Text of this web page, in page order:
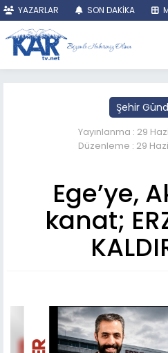
YAZARLAR SON DAKİKA
Şehir
Yayınlanma : 29
Düzenleme : 29
Ege’ye,
kanat;